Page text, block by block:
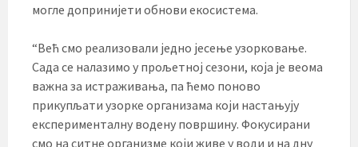
могле допринијети обнови екосистема.
“Већ смо реализовали једно јесење узорковање.
Сада се налазимо у прољетној сезони, која је веома
важна за истраживања, па ћемо поново
прикупљати узорке организама који настањују
експерименталну водену површину. Фокусирани
смо на ситне организме који живе у води и на дну